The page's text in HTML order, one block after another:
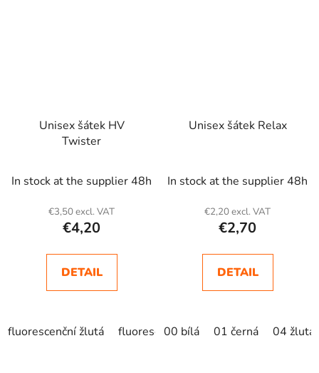
Unisex šátek HV
Twister
In stock at the supplier 48h
€3,50 excl. VAT
€4,20
DETAIL
fluorescenční žlutá fluorescenční oranžová
Unisex šátek Relax
In stock at the supplier 48h
€2,20 excl. VAT
€2,70
DETAIL
00 bílá 01 černá 04 žlutá